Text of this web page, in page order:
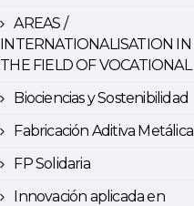
AREAS /
INTERNATIONALISATION IN
THE FIELD OF VOCATIONAL
Biociencias y Sostenibilidad
Fabricación Aditiva Metálica
FP Solidaria
Innovación aplicada en